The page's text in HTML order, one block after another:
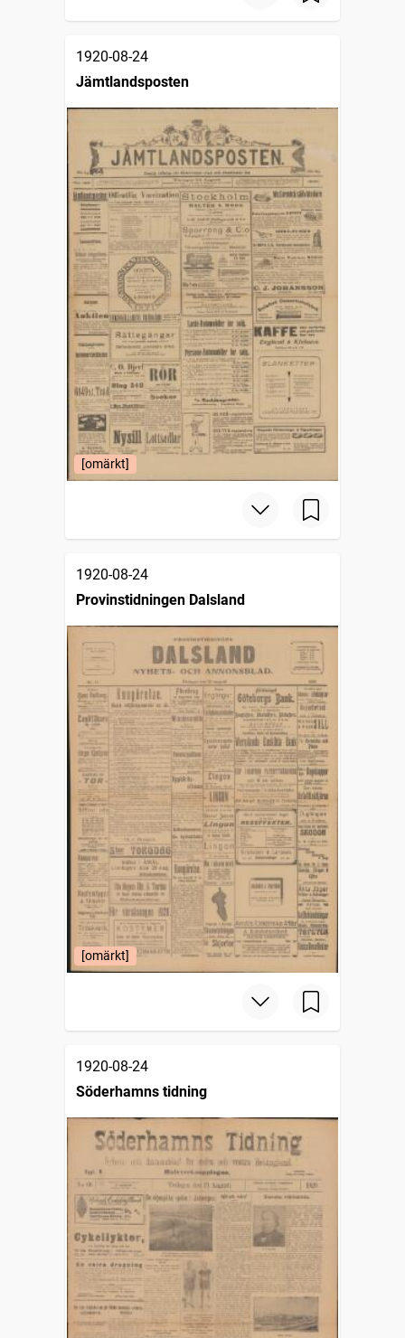
1920-08-24
Jämtlandsposten
[omärkt]
1920-08-24
Provinstidningen Dalsland
[omärkt]
1920-08-24
Söderhamns tidning